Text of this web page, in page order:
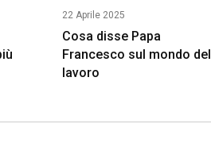
22 Aprile 2025
Cosa disse Papa
Francesco sul mondo del
lavoro